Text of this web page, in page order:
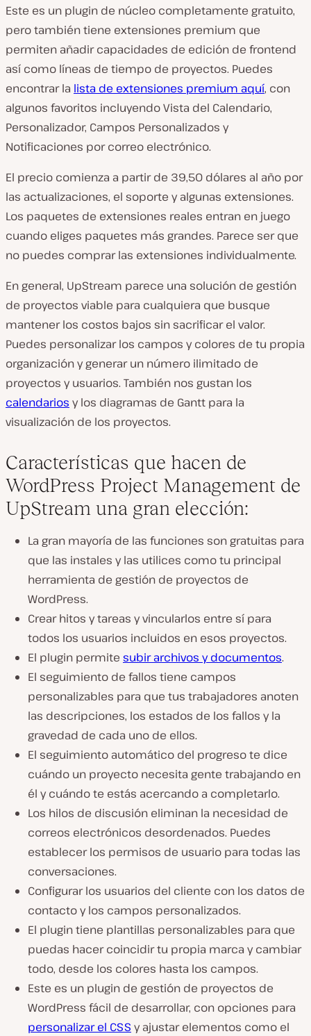
Este es un plugin de núcleo completamente gratuito,
pero también tiene extensiones premium que
permiten añadir capacidades de edición de frontend
así como líneas de tiempo de proyectos. Puedes
encontrar la lista de extensiones premium aquí, con
algunos favoritos incluyendo Vista del Calendario,
Personalizador, Campos Personalizados y
Notificaciones por correo electrónico.
El precio comienza a partir de 39,50 dólares al año por
las actualizaciones, el soporte y algunas extensiones.
Los paquetes de extensiones reales entran en juego
cuando eliges paquetes más grandes. Parece ser que
no puedes comprar las extensiones individualmente.
En general, UpStream parece una solución de gestión
de proyectos viable para cualquiera que busque
mantener los costos bajos sin sacrificar el valor.
Puedes personalizar los campos y colores de tu propia
organización y generar un número ilimitado de
proyectos y usuarios. También nos gustan los
calendarios y los diagramas de Gantt para la
visualización de los proyectos.
Características que hacen de
WordPress Project Management de
UpStream una gran elección:
La gran mayoría de las funciones son gratuitas para
que las instales y las utilices como tu principal
herramienta de gestión de proyectos de
WordPress.
Crear hitos y tareas y vincularlos entre sí para
todos los usuarios incluidos en esos proyectos.
El plugin permite subir archivos y documentos.
El seguimiento de fallos tiene campos
personalizables para que tus trabajadores anoten
las descripciones, los estados de los fallos y la
gravedad de cada uno de ellos.
El seguimiento automático del progreso te dice
cuándo un proyecto necesita gente trabajando en
él y cuándo te estás acercando a completarlo.
Los hilos de discusión eliminan la necesidad de
correos electrónicos desordenados. Puedes
establecer los permisos de usuario para todas las
conversaciones.
Configurar los usuarios del cliente con los datos de
contacto y los campos personalizados.
El plugin tiene plantillas personalizables para que
puedas hacer coincidir tu propia marca y cambiar
todo, desde los colores hasta los campos.
Este es un plugin de gestión de proyectos de
WordPress fácil de desarrollar, con opciones para
personalizar el CSS y ajustar elementos como el